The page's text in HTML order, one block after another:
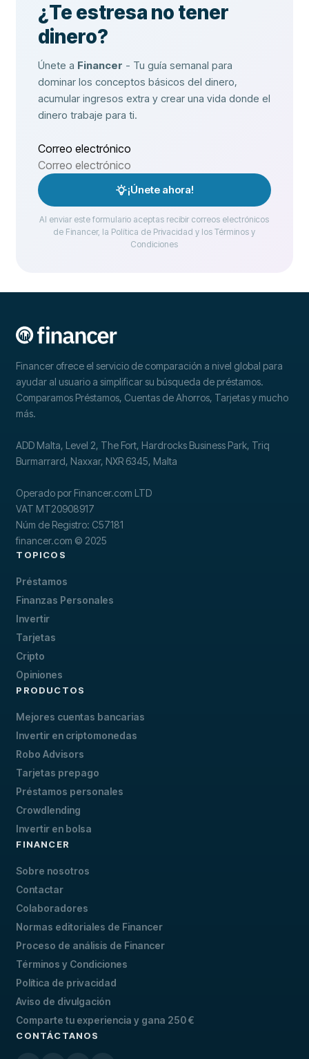
¿Te estresa no tener
dinero?
Únete a Financer - Tu guía semanal para
dominar los conceptos básicos del dinero,
acumular ingresos extra y crear una vida donde el
dinero trabaje para ti.
Correo electrónico
¡Únete ahora!
Al enviar este formulario aceptas recibir correos electrónicos
de Financer, la Política de Privacidad y los Términos y
Condiciones
Financer ofrece el servicio de comparación a nivel global para
ayudar al usuario a simplificar su búsqueda de préstamos.
Comparamos Préstamos, Cuentas de Ahorros, Tarjetas y mucho
más.
ADD Malta, Level 2, The Fort, Hardrocks Business Park, Triq
Burmarrard, Naxxar, NXR 6345, Malta
Operado por Financer.com LTD
VAT MT20908917
Núm de Registro: C57181
financer.com © 2025
TOPICOS
Préstamos
Finanzas Personales
Invertir
Tarjetas
Cripto
Opiniones
PRODUCTOS
Mejores cuentas bancarias
Invertir en criptomonedas
Robo Advisors
Tarjetas prepago
Préstamos personales
Crowdlending
Invertir en bolsa
FINANCER
Sobre nosotros
Contactar
Colaboradores
Normas editoriales de Financer
Proceso de análisis de Financer
Términos y Condiciones
Política de privacidad
Aviso de divulgación
Comparte tu experiencia y gana 250 €
CONTÁCTANOS